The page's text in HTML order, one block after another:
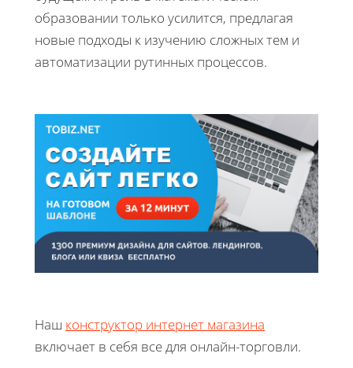
образовании только усилится, предлагая
новые подходы к изучению сложных тем и
автоматизации рутинных процессов.
Наш конструктор интернет магазина
включает в себя все для онлайн-торговли.